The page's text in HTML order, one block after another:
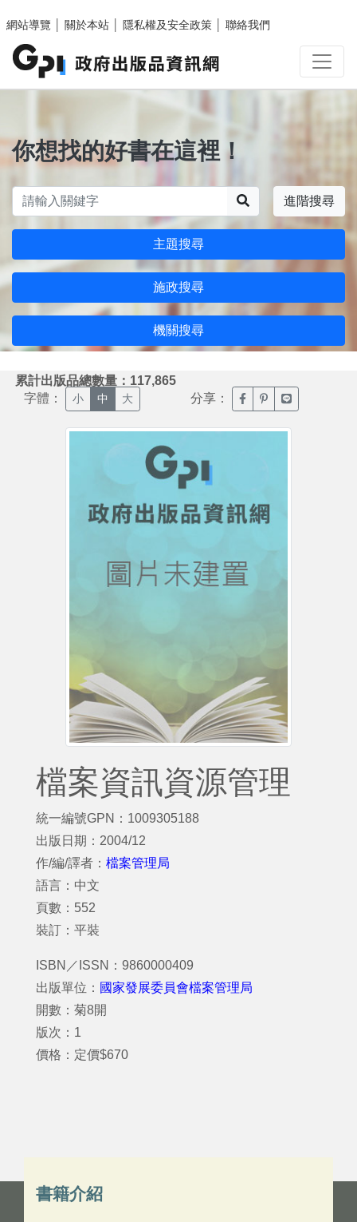
網站導覽
關於本站 隱私權及安全政策 聯絡我們
你想找的好書在這裡！
進階搜尋
主題搜尋
施政搜尋
機關搜尋
累計出版品總數量：117,865
字體： 小 中 大 分享： 臉書分享(另開新視窗)
噗浪分享(另開新
Line分享(另
檔案資訊資源管理
統一編號GPN：1009305188
出版日期：2004/12
作/編/譯者： 檔案管理局
語言：中文
頁數：552
裝訂：平裝
ISBN／ISSN：9860000409
出版單位： 國家發展委員會檔案管理局
開數：菊8開
版次：1
價格：定價$670
書籍介紹